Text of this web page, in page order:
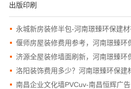
出版印刷
南昌企业文化墙PVCuv-南昌恒辉广告